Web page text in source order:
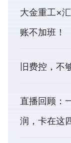
大金重工×
账不加班！
旧费控，不
直播回顾：
润，卡在这